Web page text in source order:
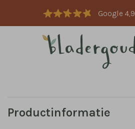
Google 4,9
Productinformatie